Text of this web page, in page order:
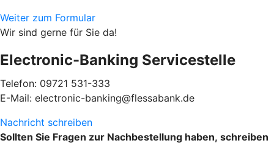
Weiter zum Formular
Wir sind gerne für Sie da!
Electronic-Banking Servicestelle
Telefon: 09721 531-333
E-Mail: electronic-banking@flessabank.de
Nachricht schreiben
Sollten Sie Fragen zur Nachbestellung haben, schreiben